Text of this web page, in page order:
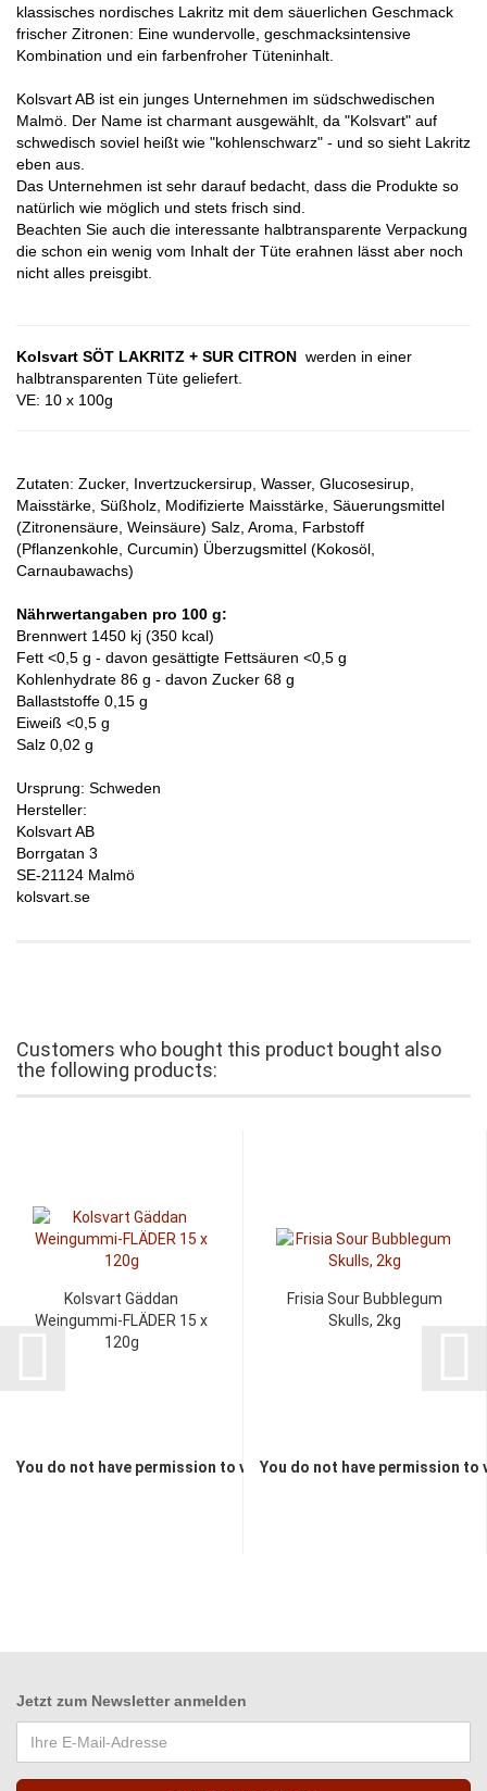
klassisches nordisches Lakritz mit dem säuerlichen Geschmack
frischer Zitronen: Eine wundervolle, geschmacksintensive
Kombination und ein farbenfroher Tüteninhalt.
Kolsvart AB ist ein junges Unternehmen im südschwedischen
Malmö. Der Name ist charmant ausgewählt, da "Kolsvart" auf
schwedisch soviel heißt wie "kohlenschwarz" - und so sieht Lakritz
eben aus.
Das Unternehmen ist sehr darauf bedacht, dass die Produkte so
natürlich wie möglich und stets frisch sind.
Beachten Sie auch die interessante halbtransparente Verpackung
die schon ein wenig vom Inhalt der Tüte erahnen lässt aber noch
nicht alles preisgibt.
Kolsvart SÖT LAKRITZ + SUR CITRON werden in einer
halbtransparenten Tüte geliefert.
VE: 10 x 100g
Zutaten: Zucker, Invertzuckersirup, Wasser, Glucosesirup,
Maisstärke, Süßholz, Modifizierte Maisstärke, Säuerungsmittel
(Zitronensäure, Weinsäure) Salz, Aroma, Farbstoff
(Pflanzenkohle, Curcumin) Überzugsmittel (Kokosöl,
Carnaubawachs)
Nährwertangaben pro 100 g:
Brennwert 1450 kj (350 kcal)
Fett <0,5 g - davon gesättigte Fettsäuren <0,5 g
Kohlenhydrate 86 g - davon Zucker 68 g
Ballaststoffe 0,15 g
Eiweiß <0,5 g
Salz 0,02 g
Ursprung: Schweden
Hersteller:
Kolsvart AB
Borrgatan 3
SE-21124 Malmö
kolsvart.se
Customers who bought this product bought also
the following products:
Kolsvart Gäddan
Weingummi-FLÄDER 15 x
120g
You do not have permission to view the prices
Frisia Sour Bubblegum
Skulls, 2kg
You do not have permission to
Jetzt zum Newsletter anmelden